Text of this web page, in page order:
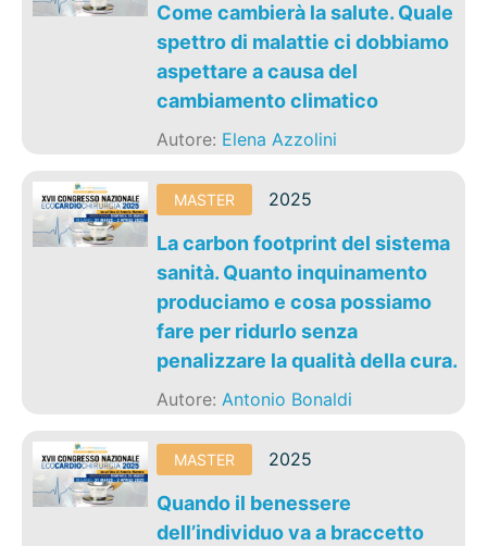
Come cambierà la salute. Quale
spettro di malattie ci dobbiamo
aspettare a causa del
cambiamento climatico
Autore: Elena Azzolini
MASTER 2025
La carbon footprint del sistema
sanità. Quanto inquinamento
produciamo e cosa possiamo
fare per ridurlo senza
penalizzare la qualità della cura.
Autore:Antonio Bonaldi
MASTER 2025
Quando il benessere
dell’individuo va a braccetto